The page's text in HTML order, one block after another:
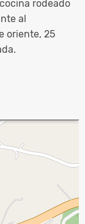
rodeado
al
oriente, 25